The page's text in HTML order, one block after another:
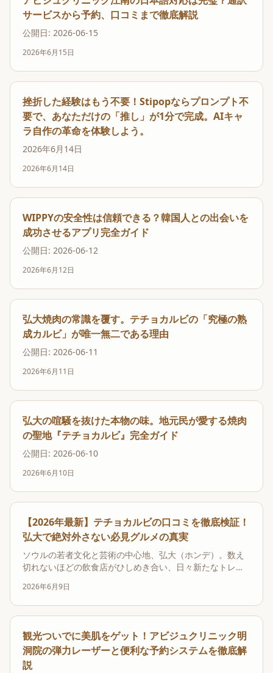
サービスから予約、口コミまで徹底解説
公開日: 2026-06-15
2026年6月15日
挫折した経験はもう不要！Stipopならプロンプト不
要で、あなただけの「推し」が1分で完成。AIキャ
ラ自作の革命を体験しよう。
2026年6月14日
2026年6月14日
WIPPYの安全性は信頼できる？韓国人との出会いを
成功させるアプリ完全ガイド
公開日: 2026-06-12
2026年6月12日
弘大焼肉の常識を覆す。テチョカルビの「究極の熟
成カルビ」が唯一無二である理由
公開日: 2026-06-11
2026年6月11日
弘大の喧騒を抜けた本物の味。地元民が愛する焼肉
の聖地『テチョカルビ』完全ガイド
公開日: 2026-06-10
2026年6月10日
【2026年最新】テチョカルビの口コミを徹底検証！
弘大で絶対外さない必見グルメの真実
ソウルの若者文化と芸術の中心地、弘大（ホンデ）。数え
切れないほどの飲食店がひしめき合い、日々新たなトレン
のは至難の業です。そんなグルメ激戦区において、今、地
元民から観光客まで幅広い層から熱烈な支持を集めている
のが、革新的なカルビ専門店「テチョカルビ（태초갈
비）」...
2026年6月9日
観光ついでに美肌をゲット！アビジュクリニック明
洞院の弾力レーザーと便利な予約システムを徹底解
説